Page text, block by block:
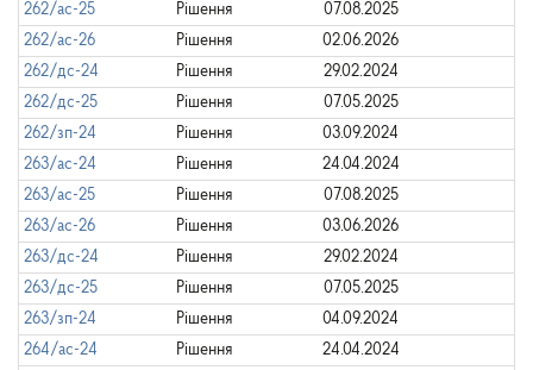
262/ас-25
Рішення
07.08.2025
262/ас-26
Рішення
02.06.2026
262/дс-24
Рішення
29.02.2024
262/дс-25
Рішення
07.05.2025
262/зп-24
Рішення
03.09.2024
263/ас-24
Рішення
24.04.2024
263/ас-25
Рішення
07.08.2025
263/ас-26
Рішення
03.06.2026
263/дс-24
Рішення
29.02.2024
263/дс-25
Рішення
07.05.2025
263/зп-24
Рішення
04.09.2024
264/ас-24
Рішення
24.04.2024